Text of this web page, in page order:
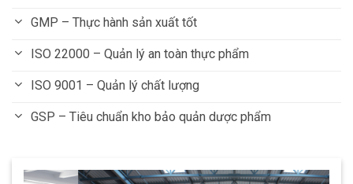
GMP – Thực hành sản xuất tốt
ISO 22000 – Quản lý an toàn thực phẩm
ISO 9001 – Quản lý chất lượng
GSP – Tiêu chuẩn kho bảo quản dược phẩm